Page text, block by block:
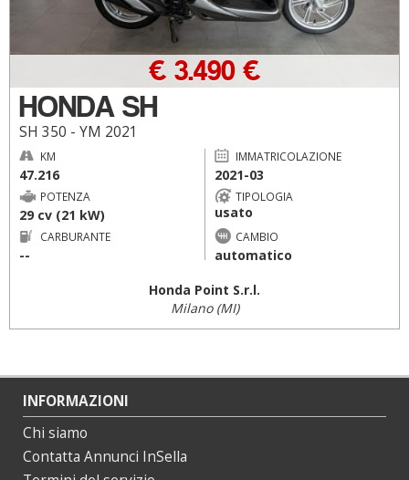
HONDA SH
SH 350 - YM 2021
€ 3.490 €
KM
47.216
IMMATRICOLAZIONE
2021-03
POTENZA
29 cv (21 kW)
TIPOLOGIA
usato
CARBURANTE
--
CAMBIO
automatico
Honda Point S.r.l.
Milano (MI)
INFORMAZIONI
Chi siamo
Contatta Annunci InSella